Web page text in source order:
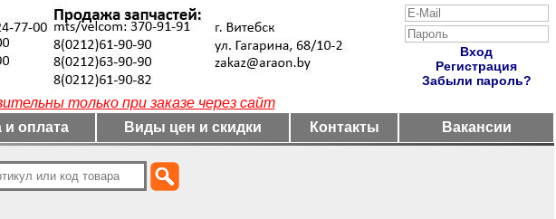
Вход
Регистрация
Забыли пароль?
только при заказе через сайт
и оплата Виды цен и скидки Контакты Вакансии